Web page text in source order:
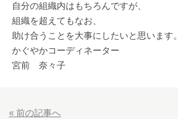
自分の組織内はもちろんですが、
組織を超えてもなお、
助け合うことを大事にしたいと思います。
かぐやかコーディネーター
宮前 奈々子
« 前の記事へ